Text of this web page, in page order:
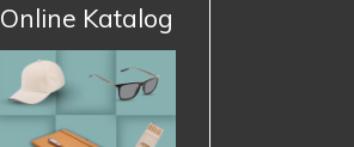
Online Katalog